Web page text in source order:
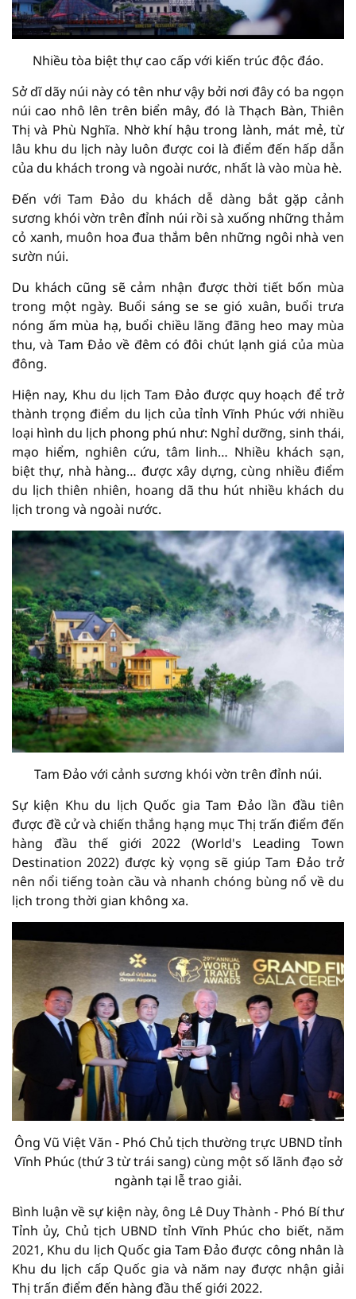
Nhiều tòa biệt thự cao cấp với kiến trúc độc đáo.
Sở dĩ dãy núi này có tên như vậy bởi nơi đây có ba ngọn
núi cao nhô lên trên biển mây, đó là Thạch Bàn, Thiên
Thị và Phù Nghĩa. Nhờ khí hậu trong lành, mát mẻ, từ
lâu khu du lịch này luôn được coi là điểm đến hấp dẫn
của du khách trong và ngoài nước, nhất là vào mùa hè.
Đến với Tam Đảo du khách dễ dàng bắt gặp cảnh
sương khói vờn trên đỉnh núi rồi sà xuống những thảm
cỏ xanh, muôn hoa đua thắm bên những ngôi nhà ven
sườn núi.
Du khách cũng sẽ cảm nhận được thời tiết bốn mùa
trong một ngày. Buổi sáng se se gió xuân, buổi trưa
nóng ấm mùa hạ, buổi chiều lãng đãng heo may mùa
thu, và Tam Đảo về đêm có đôi chút lạnh giá của mùa
đông.
Hiện nay, Khu du lịch Tam Đảo được quy hoạch để trở
thành trọng điểm du lịch của tỉnh Vĩnh Phúc với nhiều
loại hình du lịch phong phú như: Nghỉ dưỡng, sinh thái,
mạo hiểm, nghiên cứu, tâm linh… Nhiều khách sạn,
biệt thự, nhà hàng… được xây dựng, cùng nhiều điểm
du lịch thiên nhiên, hoang dã thu hút nhiều khách du
lịch trong và ngoài nước.
Tam Đảo với cảnh sương khói vờn trên đỉnh núi.
Sự kiện Khu du lịch Quốc gia Tam Đảo lần đầu tiên
được đề cử và chiến thắng hạng mục Thị trấn điểm đến
hàng đầu thế giới 2022 (World's Leading Town
Destination 2022) được kỳ vọng sẽ giúp Tam Đảo trở
nên nổi tiếng toàn cầu và nhanh chóng bùng nổ về du
lịch trong thời gian không xa.
Ông Vũ Việt Văn - Phó Chủ tịch thường trực UBND tỉnh
Vĩnh Phúc (thứ 3 từ trái sang) cùng một số lãnh đạo sở
ngành tại lễ trao giải.
Bình luận về sự kiện này, ông Lê Duy Thành - Phó Bí thư
Tỉnh ủy, Chủ tịch UBND tỉnh Vĩnh Phúc cho biết, năm
2021, Khu du lịch Quốc gia Tam Đảo được công nhân là
Khu du lịch cấp Quốc gia và năm nay được nhận giải
Thị trấn điểm đến hàng đầu thế giới 2022.